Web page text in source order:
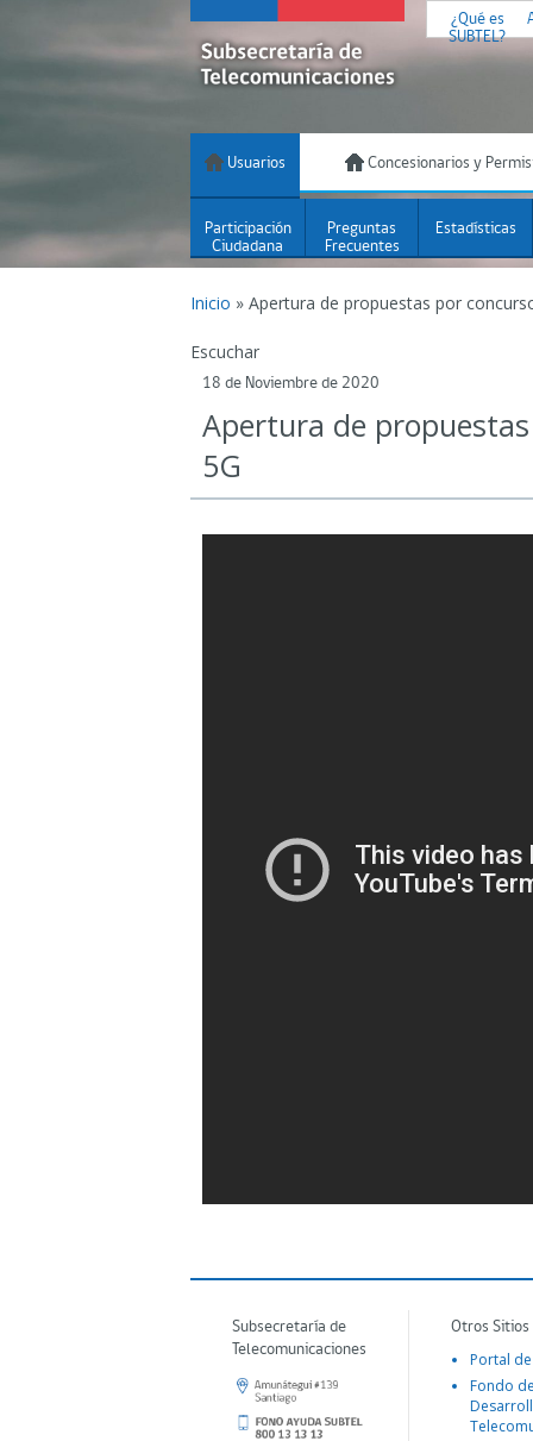
¿Qué es
SUBTEL?
Usuarios Concesionarios y
Participación
Ciudadana
Preguntas
Frecuentes
Estadísticas
Inicio » Apertura de propuestas por
Escuchar
18 de Noviembre de 2020
Apertura de
5G
Subsecretaría de
Telecomunicaciones
Otros
Portal
Fondo